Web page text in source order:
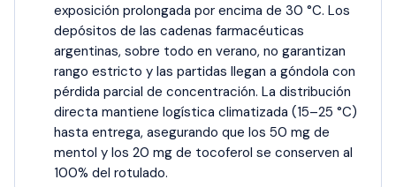
exposición prolongada por encima de 30 °C. Los
depósitos de las cadenas farmacéuticas
argentinas, sobre todo en verano, no garantizan
rango estricto y las partidas llegan a góndola con
pérdida parcial de concentración. La distribución
directa mantiene logística climatizada (15–25 °C)
hasta entrega, asegurando que los 50 mg de
mentol y los 20 mg de tocoferol se conserven al
100% del rotulado.